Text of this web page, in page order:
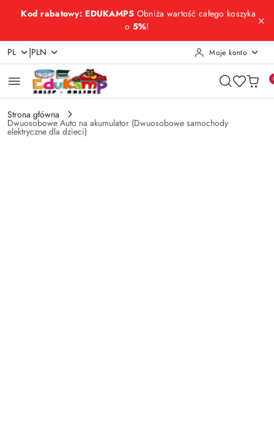
Przejdź do treści głównej
Przejdź do wyszukiwarki
Przejdź do moje konto
Przejdź do menu głównego
Przejdź do opisu produktu
Przejdź do stopki
Kod rabatowy: EDUKAMP5 Obniża wartość całego koszyka
o 5%!
PL |PLN Moje konto
Strona główna
Dwuosobowe Auto na akumulator (Dwuosobowe samochody
elektryczne dla dzieci)